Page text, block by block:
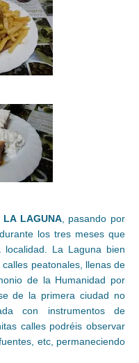
LA LAGUNA, pasando por
los tres meses que
La Laguna bien
peatonales, llenas de
de la Humanidad por
de la primera ciudad no
con instrumentos de
calles podréis observar
etc, permaneciendo